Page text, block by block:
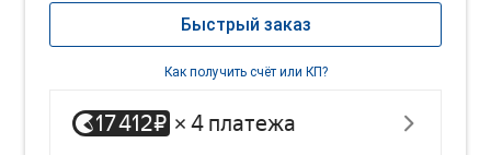
Быстрый заказ
Как получить счёт или КП?